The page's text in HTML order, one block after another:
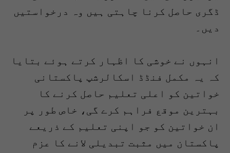
ڈگری حاصل کرنا چاہتی ہیں وہ درخواستیں
دیں۔
انہوں نے خوشی کا اظہار کرتے ہوئے بتایا
کہ یہ مکمل فنڈڈ اسکالرشپ پاکستانی
خواتین کو اعلی تعلیم حاصل کرنے کا
بہترین موقع فراہم کرے گی، خاص طور پر
ان خواتین کو جو اپنی تعلیم کے ذریعے
پاکستان میں مثبت تبدیلی لانے کا عزم